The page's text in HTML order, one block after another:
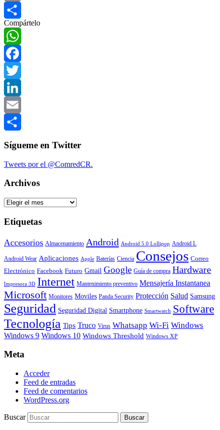
Email
Compartir
Compártelo
WhatsApp
Facebook
Twitter
LinkedIn
Email
Sígueme en Twitter
Tweets por el @ComredCR.
Archivos
Archivos
Etiquetas
Accesorios Almacenamiento Android Android 5.0 Lollipop Android L
Android Wear Aplicaciones Apple Baterías Ciencia Consejos Correo
Electrónico Facebook Futuro Gmail Google Guía de compra Hardware
Impresora 3D Internet Mantenimiento preventivo Mensajería Instantanea
Microsoft Monitores Moviles Panda Security Protección Salud Samsung
Seguridad Seguridad Digital Smartphone Smartwatch Software
Tecnología Tips Truco Virus Whatsapp Wi-Fi Windows
Windows 9 Windows 10 Windows Threshold Windows XP
Meta
Acceder
Feed de entradas
Feed de comentarios
WordPress.org
Buscar